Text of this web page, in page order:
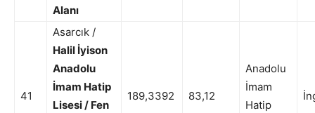
Alanı
41
Asarcık /
Halil İyison
Anadolu
İmam Hatip
Lisesi / Fen
189,3392 83,12
Anadolu
İmam
Hatip